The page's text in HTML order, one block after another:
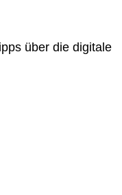
über die digitale